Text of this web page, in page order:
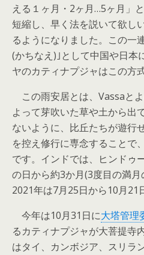
える１ヶ月・2ヶ月…5ヶ月」
短縮し、早く法を説いて欲し
るようになりました。この一
(かちなえ)｣として中国や日本
ヤのカティナプジャはこの方
この雨安居とは、Vassaと
よって芽吹いた草や土から出
ないように、比丘たちが遊行
を控え修行に専念することで
です。インドでは、ヒンドゥ
の日から約3か月(3度目の満月
2021年は7月25日から10月21
今年は10月31日に大塔管理
るカティナプジャが大菩提寺
はタイ、カンボジア、スリラ